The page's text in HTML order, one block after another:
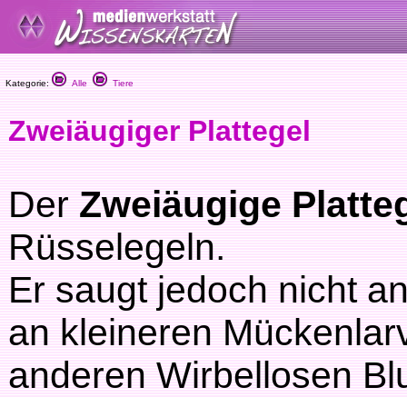
Kategorie: Alle Tiere
Zweiäugiger Plattegel
DerZweiäugige
Rüsselegeln.
Er saugt jedoch nicht
an kleineren
anderen Wirbellosen